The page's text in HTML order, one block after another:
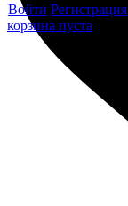
Войти Регистрация
корзина пуста